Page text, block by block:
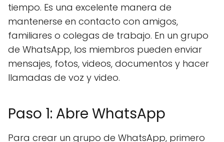
tiempo. Es una excelente manera de
mantenerse en contacto con amigos,
familiares o colegas de trabajo. En un grupo
de WhatsApp, los miembros pueden enviar
mensajes, fotos, videos, documentos y hacer
llamadas de voz y video.
Paso 1: Abre WhatsApp
Para crear un grupo de WhatsApp, primero